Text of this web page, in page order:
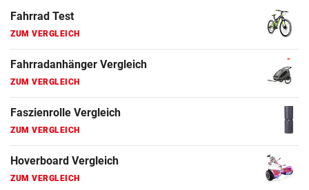
Fahrrad Test
ZUM VERGLEICH
Fahrradanhänger Vergleich
ZUM VERGLEICH
Faszienrolle Vergleich
ZUM VERGLEICH
Hoverboard Vergleich
ZUM VERGLEICH